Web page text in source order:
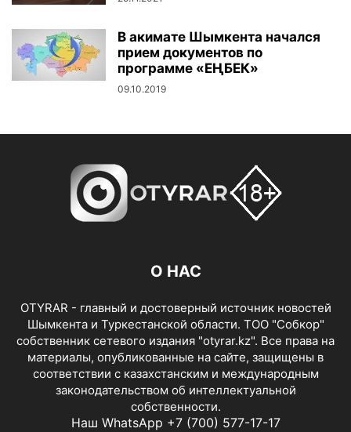
В акимате Шымкента начался
прием документов по
программе «ЕҢБЕК»
09.10.2019
О НАС
OTYRAR - главный и достоверный источник новостей
Шымкента и Туркестанской области. ТОО "Собкор"
собственник сетевого издания "otyrar.kz". Все права на
материалы, опубликованные на сайте, защищены в
соответствии с казахстанским и международным
законодательством об интеллектуальной
собственности.
Наш WhatsApp +7 (700) 577-17-17